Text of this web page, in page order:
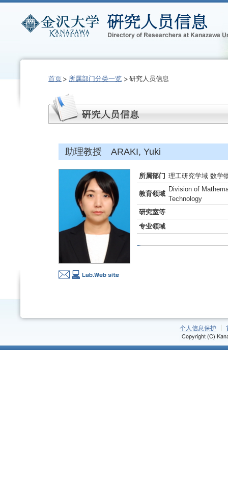
首页 所属部门分类一览 研究人员信息
助理教授 ARAKI, Yuki
所属部门 理工研究学域 数学
教育领域
Division of
Technology
研究室等
专业领域
个人信息保护